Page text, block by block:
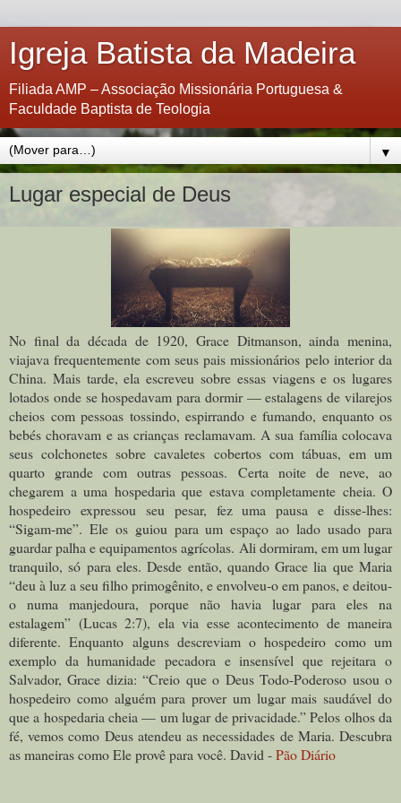
Igreja Batista da Madeira
Filiada AMP – Associação Missionária Portuguesa &
Faculdade Baptista de Teologia
▼
Lugar especial de Deus
No final da década de 1920, Grace Ditmanson, ainda menina,
viajava frequentemente com seus pais missionários pelo interior da
China. Mais tarde, ela escreveu sobre essas viagens e os lugares
lotados onde se hospedavam para dormir — estalagens de vilarejos
cheios com pessoas tossindo, espirrando e fumando, enquanto os
bebés choravam e as crianças reclamavam. A sua família colocava
seus colchonetes sobre cavaletes cobertos com tábuas, em um
quarto grande com outras pessoas. Certa noite de neve, ao
chegarem a uma hospedaria que estava completamente cheia. O
hospedeiro expressou seu pesar, fez uma pausa e disse-lhes:
“Sigam-me”. Ele os guiou para um espaço ao lado usado para
guardar palha e equipamentos agrícolas. Ali dormiram, em um lugar
tranquilo, só para eles. Desde então, quando Grace lia que Maria
“deu à luz a seu filho primogênito, e envolveu-o em panos, e deitou-
o numa manjedoura, porque não havia lugar para eles na
estalagem” (Lucas 2:7), ela via esse acontecimento de maneira
diferente. Enquanto alguns descreviam o hospedeiro como um
exemplo da humanidade pecadora e insensível que rejeitara o
Salvador, Grace dizia: “Creio que o Deus Todo-Poderoso usou o
hospedeiro como alguém para prover um lugar mais saudável do
que a hospedaria cheia — um lugar de privacidade.” Pelos olhos da
fé, vemos como Deus atendeu as necessidades de Maria. Descubra
as maneiras como Ele provê para você. David -Pão Diário